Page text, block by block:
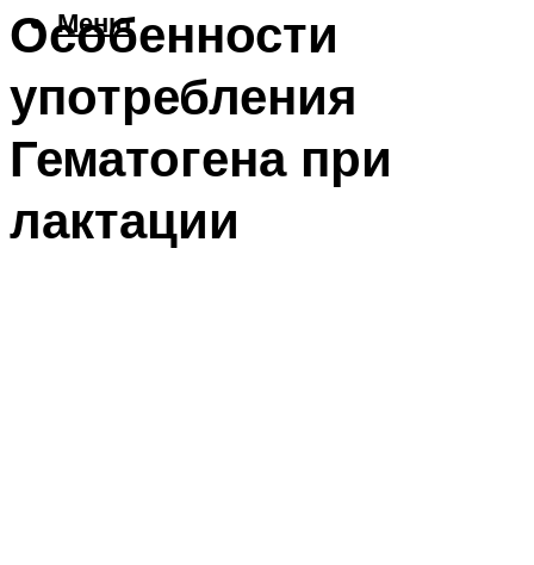
Меню
Особенности
употребления
Гематогена при
лактации